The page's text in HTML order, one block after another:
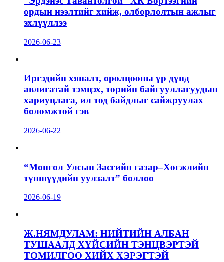
ордын нээлтийг хийж, олборлолтын ажлыг
эхлүүллээ
2026-06-23
Иргэдийн хяналт, оролцооны үр дүнд
авлигатай тэмцэх, төрийн байгууллагуудын
хариуцлага, ил тод байдлыг сайжруулах
боломжтой гэв
2026-06-22
“Монгол Улсын Засгийн газар–Хөгжлийн
түншүүдийн уулзалт” боллоо
2026-06-19
Ж.НЯМДУЛАМ: НИЙТИЙН АЛБАН
ТУШААЛД ХҮЙСИЙН ТЭНЦВЭРТЭЙ
ТОМИЛГОО ХИЙХ ХЭРЭГТЭЙ